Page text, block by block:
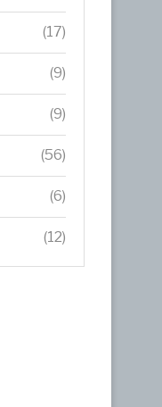
(17)
(9)
(9)
(56)
(6)
(12)